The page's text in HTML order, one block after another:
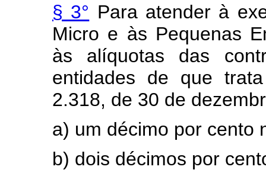
§ 3° Para atender à
Micro e às Pequenas
às alíquotas das
entidades de que
2.318, de 30 de
a) um décimo por cento
b) dois décimos por